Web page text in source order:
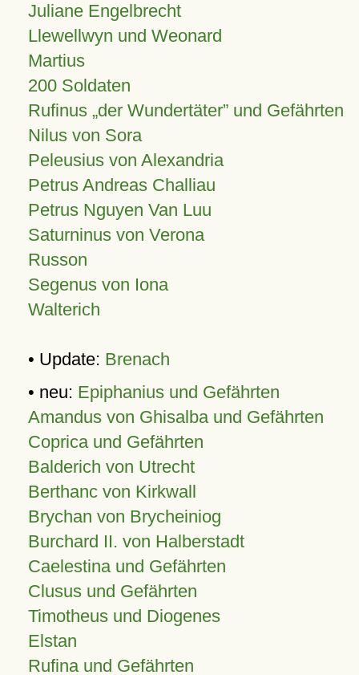
Juliane Engelbrecht
Llewellwyn und Weonard
Martius
200 Soldaten
Rufinus „der Wundertäter” und Gefährten
Nilus von Sora
Peleusius von Alexandria
Petrus Andreas Challiau
Petrus Nguyen Van Luu
Saturninus von Verona
Russon
Segenus von Iona
Walterich
• Update: Brenach
• neu: Epiphanius und Gefährten
Amandus von Ghisalba und Gefährten
Coprica und Gefährten
Balderich von Utrecht
Berthanc von Kirkwall
Brychan von Brycheiniog
Burchard II. von Halberstadt
Caelestina und Gefährten
Clusus und Gefährten
Timotheus und Diogenes
Elstan
Rufina und Gefährten